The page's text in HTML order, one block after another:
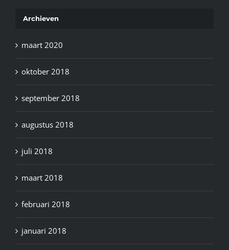
Archieven
maart 2020
oktober 2018
september 2018
augustus 2018
juli 2018
maart 2018
februari 2018
januari 2018